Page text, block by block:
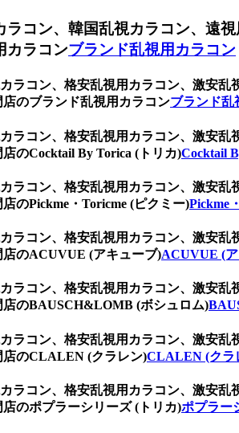
コン、韓国乱視カラコン、遠
カラコンブランド乱視用カラコン
ラコン、格安乱視用カラコン、激安
のブランド乱視用カラコンブランド乱
ラコン、格安乱視用カラコン、激安
のCocktail By Torica (トリカ)Cocktail
ラコン、格安乱視用カラコン、激安
のPickme・Toricme (ピクミー)Pickme
ラコン、格安乱視用カラコン、激安
のACUVUE (アキューブ)ACUVUE (
ラコン、格安乱視用カラコン、激安
店のBAUSCH&LOMB (ボシュロム)
ラコン、格安乱視用カラコン、激安
店のCLALEN (クラレン)CLALEN (クラ
ラコン、格安乱視用カラコン、激安
のポプラーシリーズ (トリカ)ポプラー